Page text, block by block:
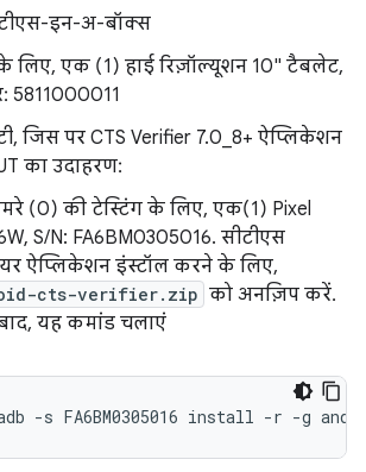
इन-अ-बॉक्स
लिए, एक (1) हाई रिज़ॉल्यूशन 10" टैबलेट,
5811000011
जिस पर CTS Verifier 7.0_8+ ऐप्लिकेशन
का उदाहरण:
(0) की टेस्टिंग के लिए, एक(1) Pixel
S/N: FA6BM0305016. सीटीएस
ऐप्लिकेशन इंस्टॉल करने के लिए,
cts-verifier.zip को अनज़िप करें.
यह कमांड चलाएं